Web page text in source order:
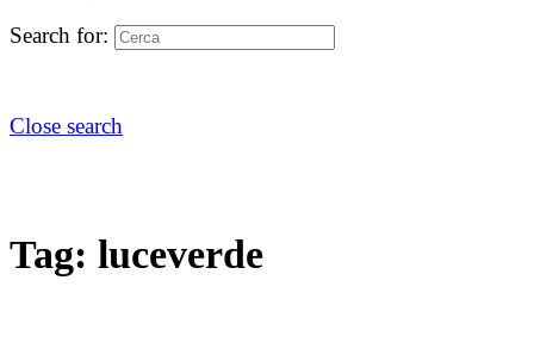
Search for:
Close search
Tag: luceverde